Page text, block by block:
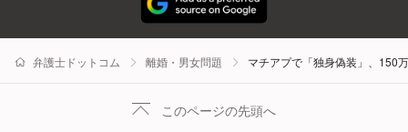
弁護士ドットコム 離婚・男女問題 マチアプで「独身偽装」、150
このページの先頭へ